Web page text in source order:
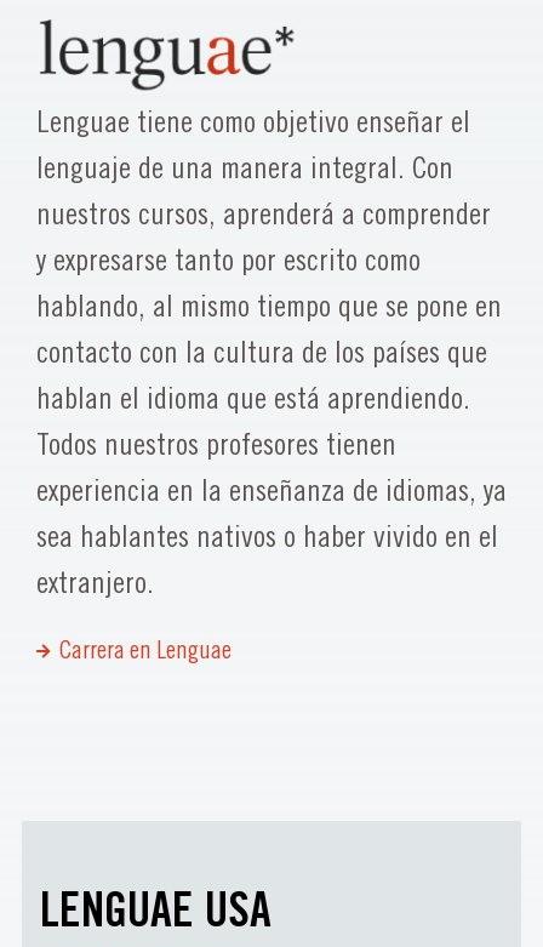
Lenguae tiene como objetivo enseñar el
lenguaje de una manera integral. Con
nuestros cursos, aprenderá a comprender
y expresarse tanto por escrito como
hablando, al mismo tiempo que se pone en
contacto con la cultura de los países que
hablan el idioma que está aprendiendo.
Todos nuestros profesores tienen
experiencia en la enseñanza de idiomas, ya
sea hablantes nativos o haber vivido en el
extranjero.
Carrera en Lenguae
LENGUAE USA